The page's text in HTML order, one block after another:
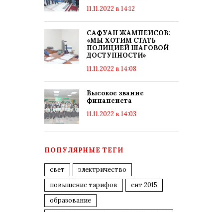
11.11.2022 в 14:12
САФУАН ЖАМПЕИСОВ:
«МЫ ХОТИМ СТАТЬ
ПОЛИЦИЕЙ ШАГОВОЙ
ДОСТУПНОСТИ»
11.11.2022 в 14:08
Высокое звание
финансиста
11.11.2022 в 14:03
ПОПУЛЯРНЫЕ ТЕГИ
свет
электричество
повышение тарифов
ент 2015
образование